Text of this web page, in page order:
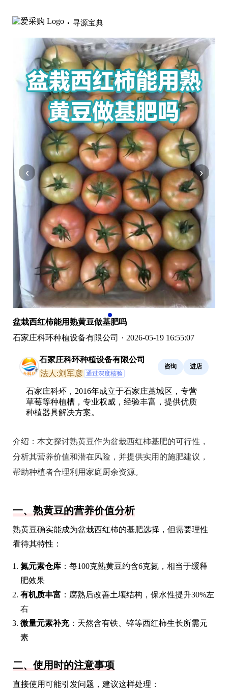
寻源宝典
‹ ›
盆栽西红柿能用熟黄豆做基肥吗
石家庄科环种植设备有限公司 · 2026-05-19 16:55:07
石家庄科环种植设备有限公司
法人:刘军彦 通过深度核验
咨询 进店
石家庄科环，2016年成立于石家庄藁城区，专营
草莓等种植槽，专业权威，经验丰富，提供优质
种植器具解决方案。
介绍： 本文探讨熟黄豆作为盆栽西红柿基肥的可行性，
分析其营养价值和潜在风险，并提供实用的施肥建议，
帮助种植者合理利用家庭厨余资源。
一、熟黄豆的营养价值分析
熟黄豆确实能成为盆栽西红柿的基肥选择，但需要理性
看待其特性：
氮元素仓库 ：每100克熟黄豆约含6克氮，相当于缓释
肥效果
有机质丰富 ：腐熟后改善土壤结构，保水性提升30%左
右
微量元素补充：天然含有铁、锌等西红柿生长所需元
素
二、使用时的注意事项
直接使用可能引发问题，建议这样处理：